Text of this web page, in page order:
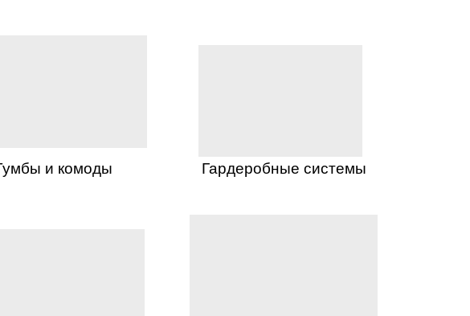
и комоды Гардеробные системы